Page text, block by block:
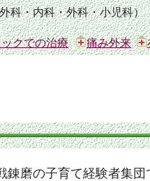
科・内科・外科・小児科）
クでの治療 痛み外来
錬磨の子育て経験者集